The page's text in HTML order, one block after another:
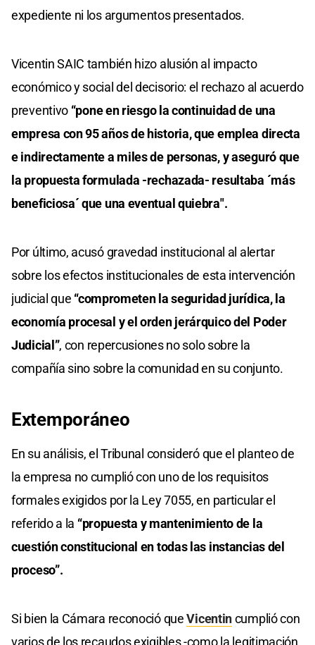
expediente ni los argumentos presentados.
Vicentin SAIC también hizo alusión al impacto
económico y social del decisorio: el rechazo al acuerdo
preventivo “pone en riesgo la continuidad de una
empresa con 95 años de historia, que emplea directa
e indirectamente a miles de personas, y aseguró que
la propuesta formulada -rechazada- resultaba ´más
beneficiosa´ que una eventual quiebra".
Por último, acusó gravedad institucional al alertar
sobre los efectos institucionales de esta intervención
judicial que “comprometen la seguridad jurídica, la
economía procesal y el orden jerárquico del Poder
Judicial”, con repercusiones no solo sobre la
compañía sino sobre la comunidad en su conjunto.
Extemporáneo
En su análisis, el Tribunal consideró que el planteo de
la empresa no cumplió con uno de los requisitos
formales exigidos por la Ley 7055, en particular el
referido a la “propuesta y mantenimiento de la
cuestión constitucional en todas las instancias del
proceso”.
Si bien la Cámara reconoció queVicentincumplió con
varios de los recaudos exigibles -como la legitimación,